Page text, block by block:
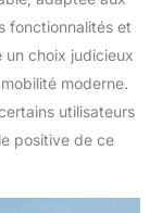
fonctionnalités et
un choix judicieux
moderne.
utilisateurs
positive de ce